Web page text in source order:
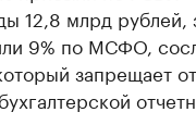
12,8 млрд рублей,
9% по МСФО,
запрещает